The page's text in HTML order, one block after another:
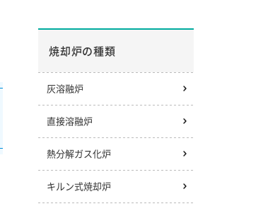
焼却炉の種類
灰溶融炉
直接溶融炉
熱分解ガス化炉
キルン式焼却炉